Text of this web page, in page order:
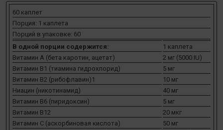
60 каплет
Порция: 1 каплета
Порций в упаковке: 60
В одной порции содержится:
1 каплета
Витамин А (бета каротин, ацетат)
2 мг (5000 IU)
Витамин В1 (тиамина гидрохлорид)
5 мг
Витамин В2 (рибофлавин)1
10 мг
Ниацин (никотинамид)
40 мг
Витамин В6 (пиридоксин)
5 мг
Витамин В12
20 мкг
Витамин С (аскорбиновая кислота)
50 мг